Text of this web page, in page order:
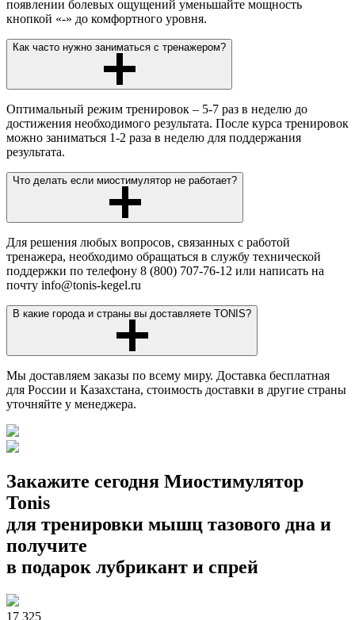
появлении болевых ощущений уменьшайте мощность
кнопкой «-» до комфортного уровня.
Как часто нужно заниматься с тренажером?
Оптимальный режим тренировок – 5-7 раз в неделю до
достижения необходимого результата. После курса тренировок
можно заниматься 1-2 раза в неделю для поддержания
результата.
Что делать если миостимулятор не работает?
Для решения любых вопросов, связанных с работой
тренажера, необходимо обращаться в службу технической
поддержки по телефону 8 (800) 707-76-12 или написать на
почту info@tonis-kegel.ru
В какие города и страны вы доставляете TONIS?
Мы доставляем заказы по всему миру. Доставка бесплатная
для России и Казахстана, стоимость доставки в другие страны
уточняйте у менеджера.
Закажите сегодня Миостимулятор
Tonis
для тренировки мышц тазового дна и
получите
в подарок лубрикант и спрей
17 325